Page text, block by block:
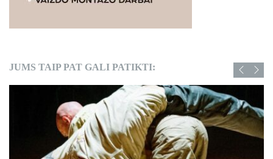
JUMS TAIP PAT GALI PATIKTI: